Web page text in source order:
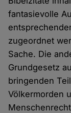
fantasievolle
zugeordnet
Sache. Die
Grundgesetz
bringenden
Völkermorden